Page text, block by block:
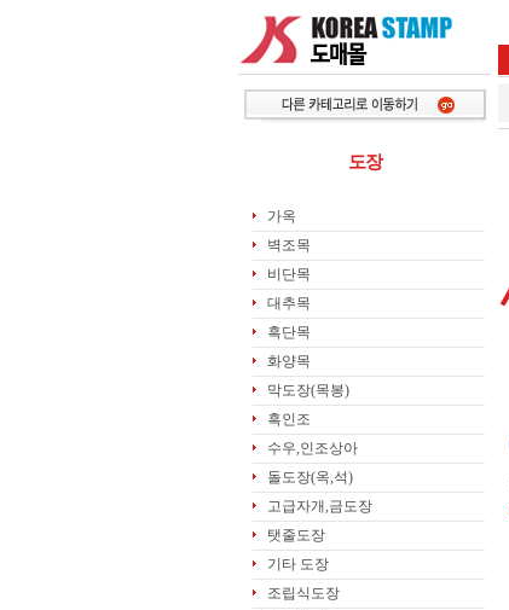
도장
가옥
벽조목
비단목
대추목
흑단목
화양목
막도장(목봉)
흑인조
수우,인조상아
돌도장(옥,석)
고급자개,금도장
탯줄도장
기타 도장
조립식도장